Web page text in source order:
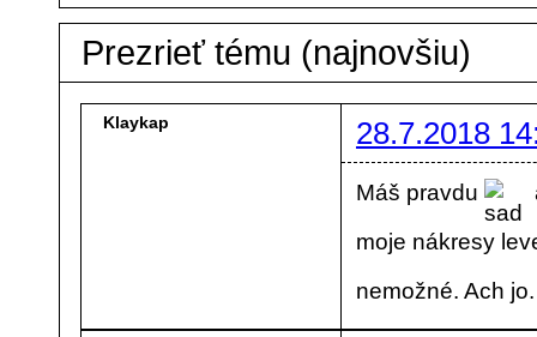
Prezrieť tému (najnovšiu)
Klaykap 28.7.2018
Máš pravdu
moje nákresy
nemožné. Ach jo.